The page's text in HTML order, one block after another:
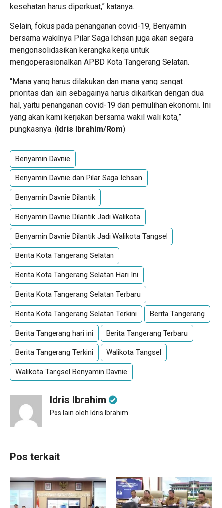
kesehatan harus diperkuat,” katanya.
Selain, fokus pada penanganan covid-19, Benyamin
bersama wakilnya Pilar Saga Ichsan juga akan segara
mengonsolidasikan kerangka kerja untuk
mengoperasionalkan APBD Kota Tangerang Selatan.
“Mana yang harus dilakukan dan mana yang sangat
prioritas dan lain sebagainya harus dikaitkan dengan dua
hal, yaitu penanganan covid-19 dan pemulihan ekonomi. Ini
yang akan kami kerjakan bersama wakil wali kota,”
pungkasnya. (Idris Ibrahim/Rom)
Benyamin Davnie
Benyamin Davnie dan Pilar Saga Ichsan
Benyamin Davnie Dilantik
Benyamin Davnie Dilantik Jadi Walikota
Benyamin Davnie Dilantik Jadi Walikota Tangsel
Berita Kota Tangerang Selatan
Berita Kota Tangerang Selatan Hari Ini
Berita Kota Tangerang Selatan Terbaru
Berita Kota Tangerang Selatan Terkini Berita Tangerang
Berita Tangerang hari ini Berita Tangerang Terbaru
Berita Tangerang Terkini Walikota Tangsel
Walikota Tangsel Benyamin Davnie
Idris Ibrahim
Pos lain oleh Idris Ibrahim
Pos terkait